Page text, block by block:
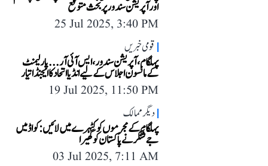
اور آپریشن سندور پر بحث متوقع
25 Jul 2025, 3:40 PM
قومی خبریں
پہلگام، آپریشن سندور، ایس آئی آر... پارلیمنٹ
کے مانسون اجلاس کے لیے انڈیا اتحاد کا ایجنڈا تیار
19 Jul 2025, 11:50 PM
دیگر ممالک
پہلگام کے مجرموں کو کٹہرے میں لائیں: کواڈ میں
جے شنکر نے پاکستان کو گھیرا
03 Jul 2025, 7:11 AM